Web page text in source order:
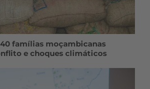
famílias moçambicanas
e choques climáticos